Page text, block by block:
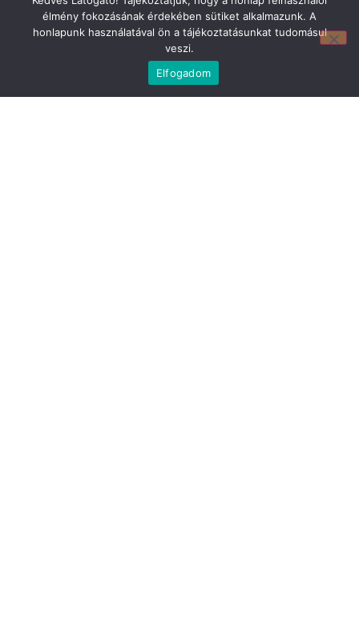
Mirland Lakberendezési Áruház:
7100 Szekszárd, Fáy András u. 29
E-mail cím:
élmény fokozásának érdekében sütiket alkalmazunk. A
honlapunk használatával ön a tájékoztatásunkat tudomásul
veszi.
Elfogadom